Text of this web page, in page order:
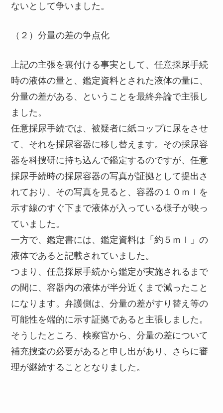
ないとして争いました。
（２）分量の差の争点化
上記の主張を裏付ける事実として、任意採尿手続
時の液体の量と、鑑定資料とされた液体の量に、
分量の差がある、ということを最終弁論で主張し
ました。
任意採尿手続では、被疑者に紙コップに尿をさせ
て、それを採尿容器に移し替えます。その採尿容
器を科捜研に持ち込んで鑑定するのですが、任意
採尿手続時の採尿容器の写真が証拠として提出さ
れており、その写真を見ると、容器の１０ｍｌを
示す線のすぐ下まで液体が入っている様子が映っ
ていました。
一方で、鑑定書には、鑑定資料は「約５ｍｌ」の
液体であると記載されていました。
つまり、任意採尿手続から鑑定が実施されるまで
の間に、容器内の液体が半分近くまで減ったこと
になります。弁護側は、分量の差がすり替え等の
可能性を端的に示す証拠であると主張しました。
そうしたところ、検察官から、分量の差について
補充捜査の必要があると申し出があり、さらに審
理が継続することとなりました。